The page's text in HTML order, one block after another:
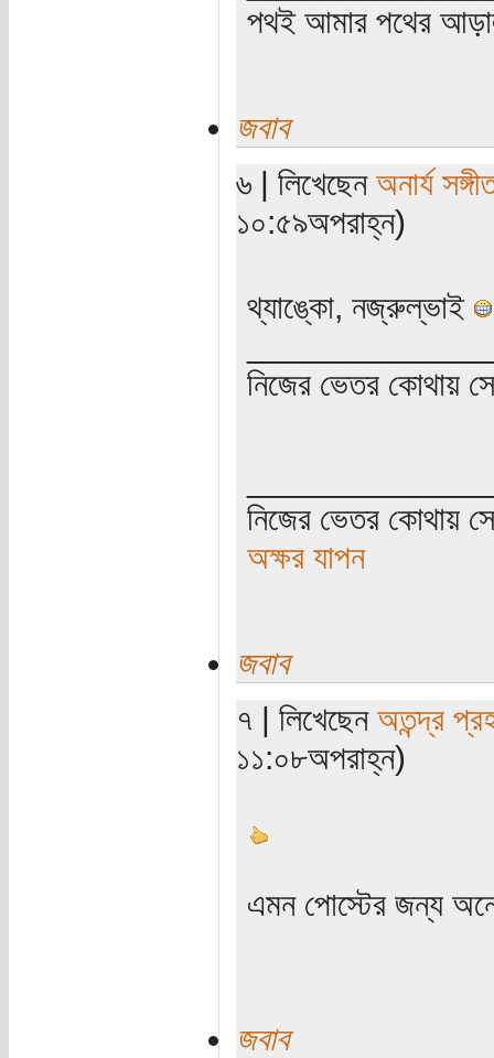
পথই আমার পথের
জবাব
৬ | লিখেছেন অনার্য
১০:৫৯অপরাহ্ন)
থ্যাঙ্কো, নজ্রুল্ভাই
নিজের ভেতর কোথায়
নিজের ভেতর কোথায়
অক্ষর যাপন
জবাব
৭ | লিখেছেন অতন্দ্র
১১:০৮অপরাহ্ন)
এমন পোস্টের জন্য
জবাব